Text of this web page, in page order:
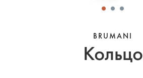
BRUMANI
Кольцо